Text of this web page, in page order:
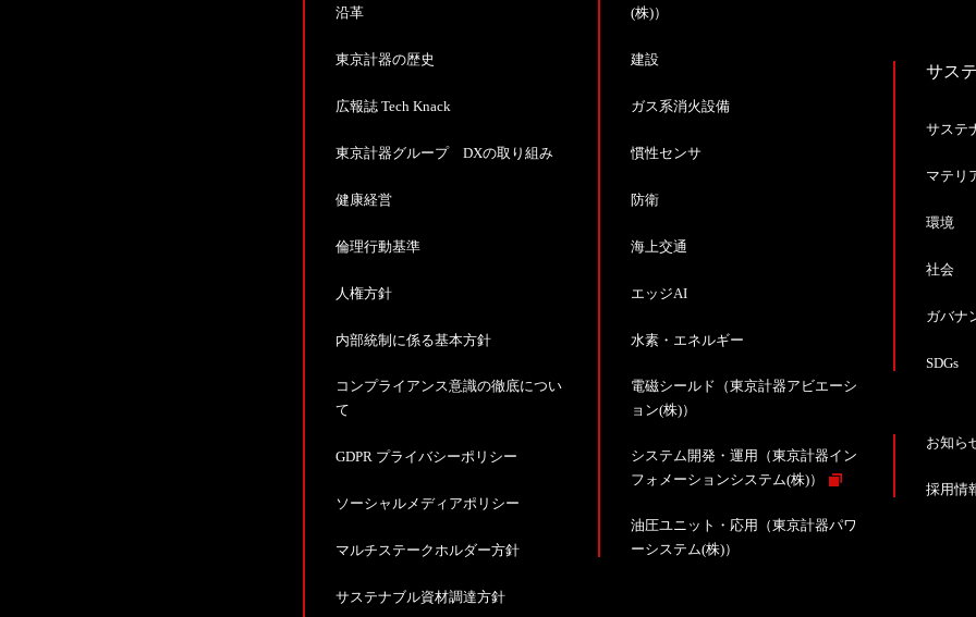
沿革
東京計器の歴史
広報誌 Tech Knack
東京計器グループ DXの取り組み
健康経営
倫理行動基準
人権方針
内部統制に係る基本方針
コンプライアンス意識の徹底につい
て
GDPR プライバシーポリシー
ソーシャルメディアポリシー
マルチステークホルダー方針
サステナブル資材調達方針
(株)）
建設
ガス系消火設備
慣性センサ
防衛
海上交通
エッジAI
水素・エネルギー
電磁シールド（東京計器アビエーシ
ョン(株)）
システム開発・運用（東京計器イン
フォメーションシステム(株)）
油圧ユニット・応用（東京計器パワ
ーシステム(株)）
サス
サステ
マテリ
環境
社会
ガバナ
SDGs
お知ら
採用情